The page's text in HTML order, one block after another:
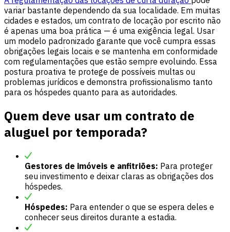
variar bastante dependendo da sua localidade. Em muitas
cidades e estados, um contrato de locação por escrito não
é apenas uma boa prática — é uma exigência legal. Usar
um modelo padronizado garante que você cumpra essas
obrigações legais locais e se mantenha em conformidade
com regulamentações que estão sempre evoluindo. Essa
postura proativa te protege de possíveis multas ou
problemas jurídicos e demonstra profissionalismo tanto
para os hóspedes quanto para as autoridades.
Quem deve usar um contrato de
aluguel por temporada?
Gestores de imóveis e anfitriões: Para proteger
seu investimento e deixar claras as obrigações dos
hóspedes.
Hóspedes: Para entender o que se espera deles e
conhecer seus direitos durante a estadia.